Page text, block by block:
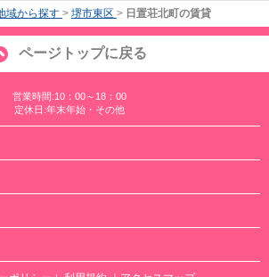
域から探す > 堺市東区 > 日置荘北町の賃貸
ページトップに戻る
営業時間:10：00～18：00
定休日:年末年始・その他